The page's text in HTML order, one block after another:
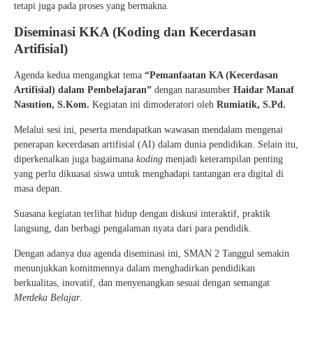
tetapi juga pada proses yang bermakna.
Diseminasi KKA (Koding dan Kecerdasan
Artifisial)
Agenda kedua mengangkat tema “Pemanfaatan KA (Kecerdasan
Artifisial) dalam Pembelajaran” dengan narasumber Haidar Manaf
Nasution, S.Kom. Kegiatan ini dimoderatori oleh Rumiatik, S.Pd.
Melalui sesi ini, peserta mendapatkan wawasan mendalam mengenai
penerapan kecerdasan artifisial (AI) dalam dunia pendidikan. Selain itu,
diperkenalkan juga bagaimana koding menjadi keterampilan penting
yang perlu dikuasai siswa untuk menghadapi tantangan era digital di
masa depan.
Suasana kegiatan terlihat hidup dengan diskusi interaktif, praktik
langsung, dan berbagi pengalaman nyata dari para pendidik.
Dengan adanya dua agenda diseminasi ini, SMAN 2 Tanggul semakin
menunjukkan komitmennya dalam menghadirkan pendidikan
berkualitas, inovatif, dan menyenangkan sesuai dengan semangat
Merdeka Belajar.